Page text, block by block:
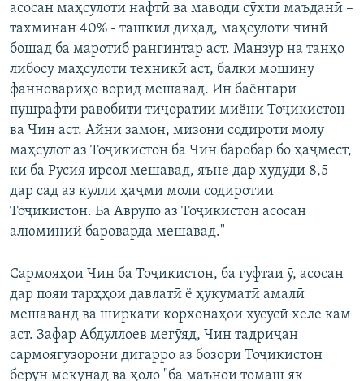
асосан маҳсулоти нафтӣ ва маводи сӯхти маъданӣ –
тахминан 40% - ташкил диҳад, маҳсулоти чинӣ
бошад ба маротиб рангинтар аст. Манзур на танҳо
либосу маҳсулоти техникӣ аст, балки мошину
фанновариҳо ворид мешавад. Ин баёнгари
пушрафти равобити тиҷоратии миёни Тоҷикистон
ва Чин аст. Айни замон, мизони содироти молу
маҳсулот аз Тоҷикистон ба Чин баробар бо ҳаҷмест,
ки ба Русия ирсол мешавад, яъне дар ҳудуди 8,5
дар сад аз кулли ҳаҷми моли содиротии
Тоҷикистон. Ба Аврупо аз Тоҷикистон асосан
алюминий бароварда мешавад."
Сармояҳои Чин ба Тоҷикистон, ба гуфтаи ӯ, асосан
дар пояи тарҳҳои давлатӣ ё ҳукуматӣ амалӣ
мешаванд ва ширкати корхонаҳои хусусӣ хеле кам
аст. Зафар Абдуллоев мегӯяд, Чин тадриҷан
сармоягузорони дигарро аз бозори Тоҷикистон
берун мекунад ва ҳоло "ба маънои томаш як